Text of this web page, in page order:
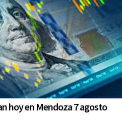
hoy en Mendoza 7 agosto